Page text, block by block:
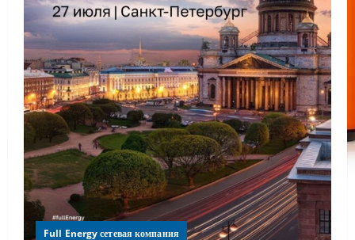
Full Energy сетевая компания